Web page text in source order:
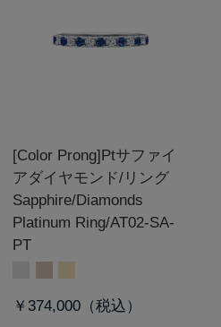
[Color Prong]Ptサファイ
アダイヤモンド/リング
Sapphire/Diamonds
Platinum Ring/AT02-SA-
PT
￥374,000